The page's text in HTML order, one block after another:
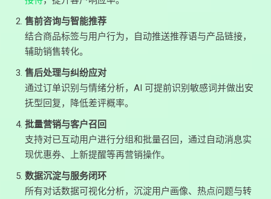
售前咨询与智能推荐
结合商品标签与用户行为，自动推送推荐语与产品链接，
辅助销售转化。
售后处理与纠纷应对
通过订单识别与情绪分析，AI 可提前识别敏感词并做出安
抚型回复，降低差评概率。
批量营销与客户召回
支持对已互动用户进行分组和批量召回，通过自动消息实
现优惠券、上新提醒等再营销操作。
数据沉淀与服务闭环
所有对话数据可视化分析，沉淀用户画像、热点问题与转